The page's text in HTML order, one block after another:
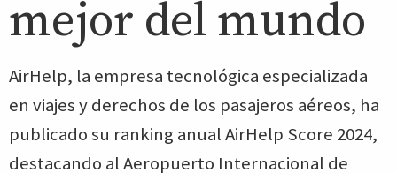
mejor del mundo
AirHelp, la empresa tecnológica especializada
en viajes y derechos de los pasajeros aéreos, ha
publicado su ranking anual AirHelp Score 2024,
destacando al Aeropuerto Internacional de